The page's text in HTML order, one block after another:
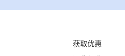
获取优惠